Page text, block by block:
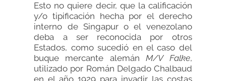
Esto no quiere decir, que la calificación
y/o tipificación hecha por el derecho
interno de Singapur o el venezolano
deba a ser reconocida por otros
Estados, como sucedió en el caso del
buque mercante alemán M/V Falke,
utilizado por Román Delgado Chalbaud